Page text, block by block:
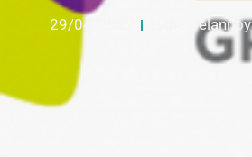
29/04/2022 Lydie Delannoy